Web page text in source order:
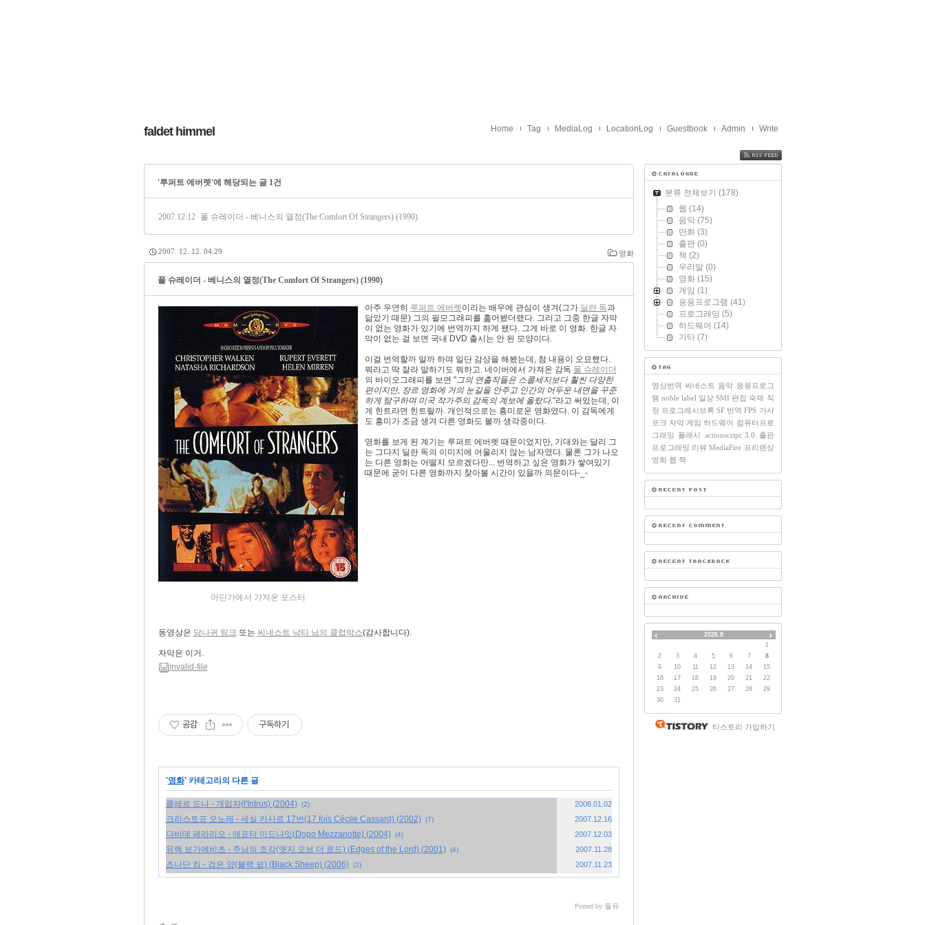
faldet himmel Home Tag MediaLog LocationLog Guestbook Admin Write
'루퍼트 에버렛'에 해당되는 글 1건
2007.12.12 폴 슈레이더 - 베니스의 열정(The Comfort Of Strangers) (1990)
영화
2007. 12. 12. 04:29
폴 슈레이더 - 베니스의 열정(The Comfort Of Strangers) (1990)
어딘가에서 가져온 포스터
아주 우연히 루퍼트 에버렛이라는 배우에 관심이 생겨(그가 딜란 독과
닮았기 때문) 그의 필모그래피를 훑어봤더랬다. 그리고 그중 한글 자막
이 없는 영화가 있기에 번역까지 하게 됐다. 그게 바로 이 영화. 한글 자
막이 없는 걸 보면 국내 DVD 출시는 안 된 모양이다.
이걸 번역할까 말까 하며 일단 감상을 해봤는데, 참 내용이 오묘했다.
뭐라고 딱 잘라 말하기도 뭐하고. 네이버에서 가져온 감독 폴 슈레이더
의 바이오그래피를 보면 "그의 연출작들은 스콜세지보다 훨씬 다양한
편이지만, 장르 영화에 거의 눈길을 안주고 인간의 어두운 내면을 꾸준
하게 탐구하며 미국 작가주의 감독의 계보에 올랐다."라고 써있는데, 이
게 힌트라면 힌트랄까. 개인적으로는 흥미로운 영화였다. 이 감독에게
도 흥미가 조금 생겨 다른 영화도 볼까 생각중이다.
영화를 보게 된 계기는 루퍼트 에버렛 때문이었지만, 기대와는 달리 그
는 그다지 딜란 독의 이미지에 어울리지 않는 남자였다. 물론 그가 나오
는 다른 영화는 어떨지 모르겠다만... 번역하고 싶은 영화가 쌓여있기
때문에 굳이 다른 영화까지 찾아볼 시간이 있을까 의문이다-_-
동영상은 당나귀 링크 또는 씨네스트 낙타 님의 클럽박스(감사합니다).
자막은 이거.
invalid-file
공감 구독하기
'영화' 카테고리의 다른 글
클레르 드니 - 개입자(l'Intrus) (2004) (2) 2008.01.02
크리스토프 오노레 - 세실 카사르 17번(17 fois Cécile Cassard) (2002) (7) 2007.12.16
다비데 페라리오 - 애프터 미드나잇(Dopo Mezzanotte) (2004) (4) 2007.12.03
유렉 보가에비츠 - 주님의 조각(엣지 오브 더 로드) (Edges of the Lord) (2001) (4) 2007.11.28
조나단 킹 - 검은 양(블랙 쉽) (Black Sheep) (2006) (2) 2007.11.23
Posted by필유
FEED
분류 전체보기 (178)
웹 (14)
음악(75)
만화(3)
출판(0)
책 (2)
우리말(0)
영화(15)
게임 (1)
응용프로그램 (41)
프로그래밍 (5)
하드웨어 (14)
기타(7)
영상번역 씨네스트 음악 응용프로그
램 noble label 일상 SMI 편집 숙제 직
장 프로그레시브록 SF 번역 FPS 가사
포크 자막 게임 하드웨어 컴퓨터프로
그래밍 플래시 actionscript 3.0
출판
프로그래밍 리뷰 MediaFire 프리랜싱
영화 웹 책
«
2026.8
1
2
3 4 5 6 7
8
9
10 11 12 13 14
15
16
17 18 19 20 21
22
23
24 25 26 27 28
29
30
31
티스토리 가입하기